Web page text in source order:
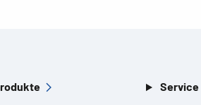
Service